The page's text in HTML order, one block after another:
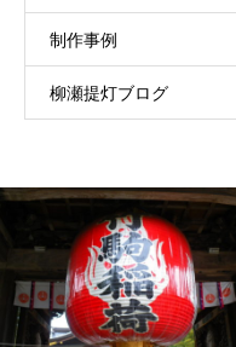
制作事例
柳瀬提灯ブログ